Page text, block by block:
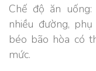
Chế độ ăn uống:
nhiều đường,
béo bão hòa có
mức.